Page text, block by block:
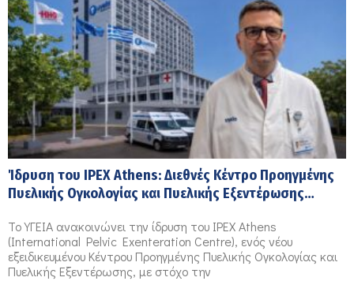
Ίδρυση του IPEX Athens: Διεθνές Κέντρο Προηγμένης
Πυελικής Ογκολογίας και Πυελικής Εξεντέρωσης
Το ΥΓΕΙΑ ανακοινώνει την ίδρυση του IPEX Athens
(International Pelvic Exenteration Centre), ενός νέου
εξειδικευμένου Κέντρου Προηγμένης Πυελικής Ογκολογίας και
Πυελικής Εξεντέρωσης, με στόχο την